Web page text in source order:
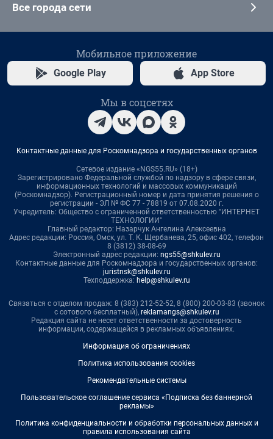
Все города сети
Мобильное приложение
Google Play App Store
Мы в соцсетях
Контактные данные для Роскомнадзора и государственных органов
Сетевое издание «NGS55.RU» (18+)
Зарегистрировано Федеральной службой по надзору в сфере связи,
информационных технологий и массовых коммуникаций
(Роскомнадзор). Регистрационный номер и дата принятия решения о
регистрации - ЭЛ № ФС 77 - 78819 от 07.08.2020 г.
Учредитель: Общество с ограниченной ответственностью "ИНТЕРНЕТ
ТЕХНОЛОГИИ"
Главный редактор: Назарчук Ангелина Алексеевна
Адрес редакции: Россия, Омск, ул. Т. К. Щербанева, 25, офис 402, телефон
8 (3812) 38-08-69
Электронный адрес редакции: ngs55@shkulev.ru
Контактные данные для Роскомнадзора и государственных органов:
juristnsk@shkulev.ru
Техподдержка: help@shkulev.ru
Связаться с отделом продаж: 8 (383) 212-52-52, 8 (800) 200-03-83 (звонок
с сотового бесплатный), reklamangs@shkulev.ru
Редакция сайта не несет ответственности за достоверность
информации, содержащейся в рекламных объявлениях.
Информация об ограничениях
Политика использования cookies
Рекомендательные системы
Пользовательское соглашение сервиса «Подписка без баннерной
рекламы»
Политика конфиденциальности и обработки персональных данных и
правила использования сайта